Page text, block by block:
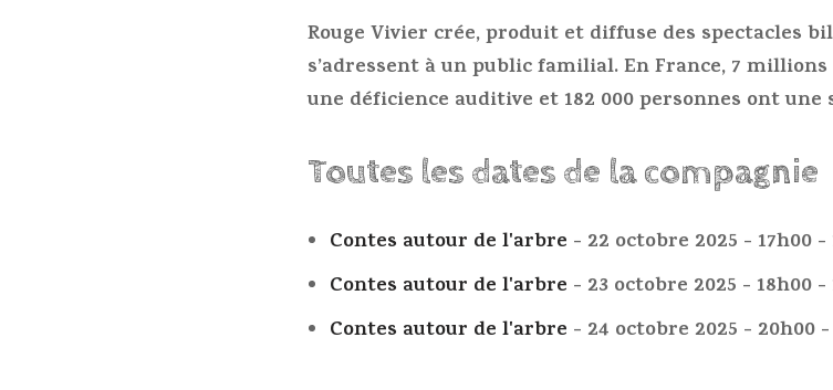
Rouge Vivier crée, produit et diffuse des spectacles
s’adressent à un public familial. En France, 7
une déficience auditive et 182 000 personnes ont
Toutes les dates de la compagnie
Contes autour de l'arbre - 22 octobre 2025 - 17h00 -
Contes autour de l'arbre - 23 octobre 2025 - 18h00 -
Contes autour de l'arbre - 24 octobre 2025 - 20h00 -